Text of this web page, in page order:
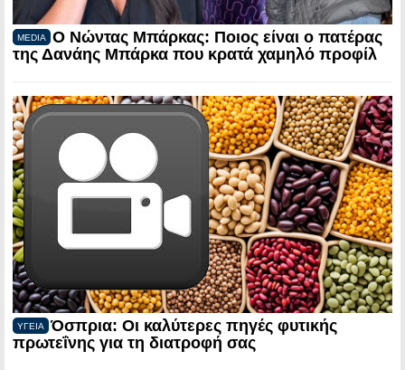
MEDIA
Ο Νώντας Μπάρκας: Ποιος είναι ο πατέρας
της Δανάης Μπάρκα που κρατά χαμηλό προφίλ
ΥΓΕΙΑ
Όσπρια: Οι καλύτερες πηγές φυτικής
πρωτεΐνης για τη διατροφή σας